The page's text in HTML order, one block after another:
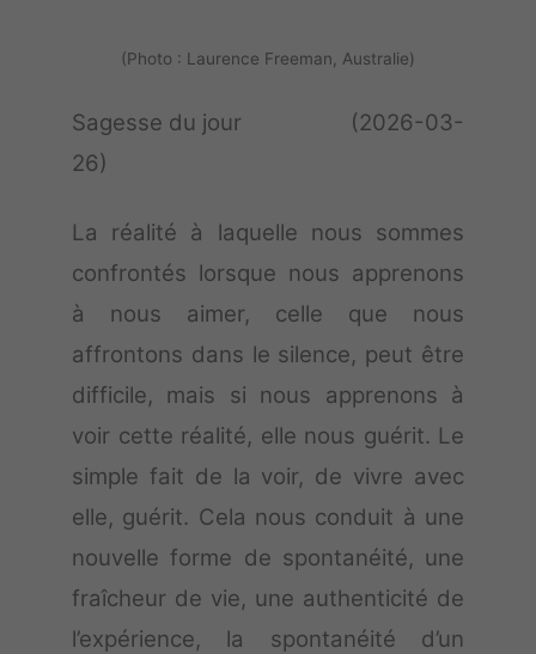
(Photo : Laurence Freeman, Australie)
Sagesse du jour (2026-03-
26)
La réalité à laquelle nous sommes
confrontés lorsque nous apprenons
à nous aimer, celle que nous
affrontons dans le silence, peut être
difficile, mais si nous apprenons à
voir cette réalité, elle nous guérit. Le
simple fait de la voir, de vivre avec
elle, guérit. Cela nous conduit à une
nouvelle forme de spontanéité, une
fraîcheur de vie, une authenticité de
l’expérience, la spontanéité d’un